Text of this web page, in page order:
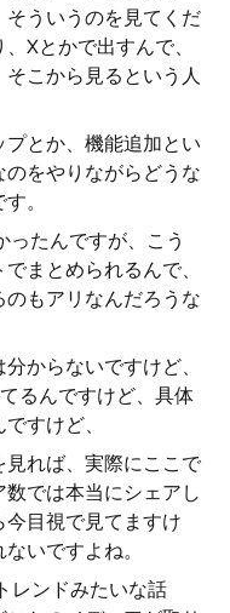
そういうのを見てくだ
Xとかで出すんで、
こから見るという人
とか、機能追加とい
をやりながらどうな
。
ったんですが、こう
まとめられるんで、
もアリなんだろうな
からないですけど、
るんですけど、具体
すけど、
れば、実際にここで
では本当にシェアし
目視で見てますけ
いですよね。
レンドみたいな話